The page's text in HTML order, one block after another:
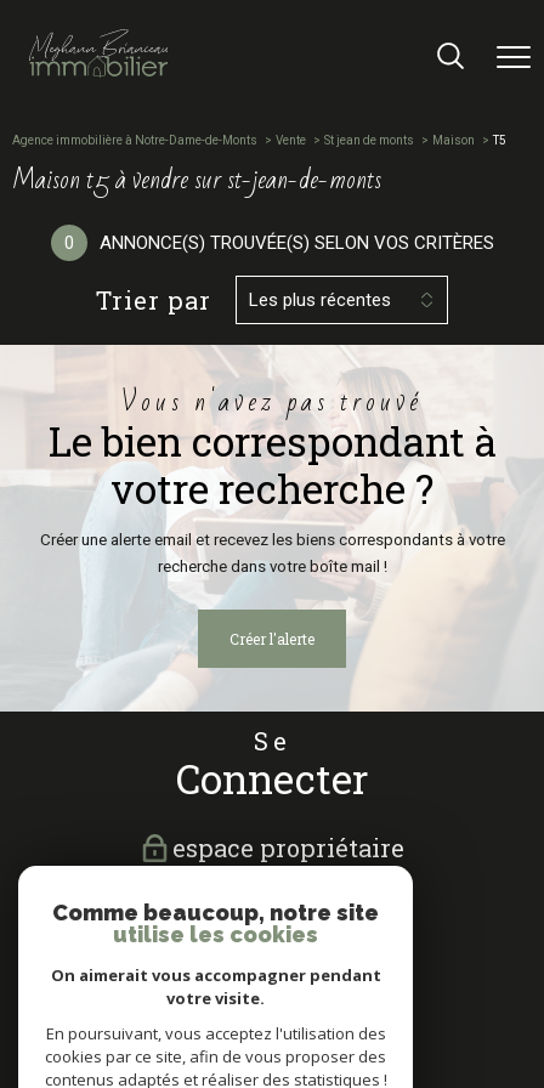
Agence immobilière à Notre-Dame-de-Monts Vente St jean de monts Maison T5
maison t5 à vendre sur st-jean-de-monts
0 ANNONCE(S) TROUVÉE(S) SELON VOS CRITÈRES
Trier par Les plus récentes
vous n'avez pas trouvé
le bien correspondant à
votre recherche ?
Créer une alerte email et recevez les biens correspondants à votre
recherche dans votre boîte mail !
créer l'alerte
Se
connecter
espace propriétaire
Nous
suivre
Nous
Comme beaucoup, notre site
utilise les cookies
On aimerait vous accompagner pendant
votre visite.
En poursuivant, vous acceptez l'utilisation des
cookies par ce site, afin de vous proposer des
contenus adaptés et réaliser des statistiques !